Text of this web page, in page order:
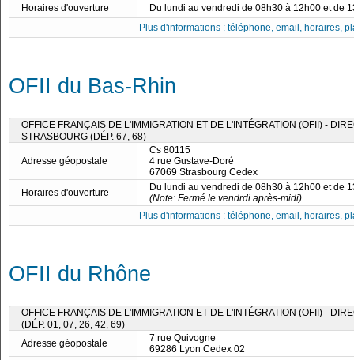
Horaires d'ouverture
Du lundi au vendredi de 08h30 à 12h00 et de
Plus d'informations : téléphone, email, horaires,
OFII du Bas-Rhin
OFFICE FRANÇAIS DE L'IMMIGRATION ET DE L'INTÉGRATION (OFII) -
STRASBOURG (DÉP. 67, 68)
Adresse géopostale
Cs 80115
4 rue Gustave-Doré
67069 Strasbourg Cedex
Horaires d'ouverture
Du lundi au vendredi de 08h30 à 12h00 et de
(Note: Fermé le vendrdi après-midi)
Plus d'informations : téléphone, email, horaires,
OFII du Rhône
OFFICE FRANÇAIS DE L'IMMIGRATION ET DE L'INTÉGRATION (OFII) -
(DÉP. 01, 07, 26, 42, 69)
Adresse géopostale
7 rue Quivogne
69286 Lyon Cedex 02